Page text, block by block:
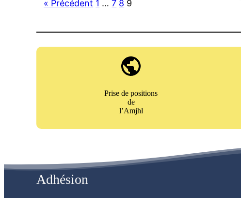
« Précédent 1 … 7 8 9
Prise de positions
de
l’Amjhl
Adhésion